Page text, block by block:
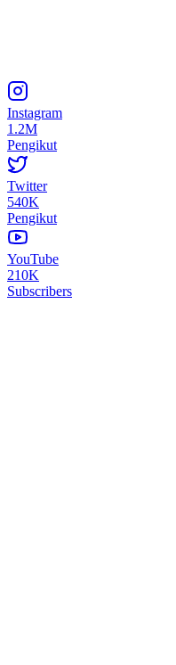
Instagram
1.2M
Pengikut
Twitter
540K
Pengikut
YouTube
210K
Subscribers